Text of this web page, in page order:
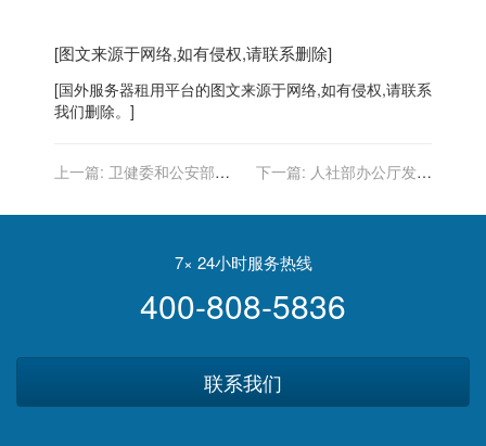
[图文来源于网络,如有侵权,请联系删除]
[国外服务器租用平台的图文来源于网络,如有侵权,请联系
我们删除。]
上一篇: 卫健委和公安部关
务平台做好出生医学证明电
下一篇: 人社部办公厅发布
解”服务平台的通知
7× 24小时服务热线
400-808-5836
联系我们